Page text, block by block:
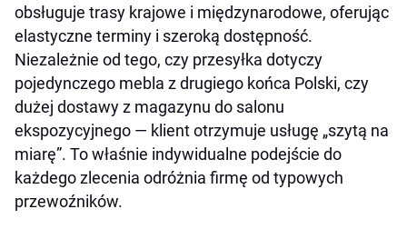
obsługuje trasy krajowe i międzynarodowe, oferując
elastyczne terminy i szeroką dostępność.
Niezależnie od tego, czy przesyłka dotyczy
pojedynczego mebla z drugiego końca Polski, czy
dużej dostawy z magazynu do salonu
ekspozycyjnego — klient otrzymuje usługę „szytą na
miarę”. To właśnie indywidualne podejście do
każdego zlecenia odróżnia firmę od typowych
przewoźników.